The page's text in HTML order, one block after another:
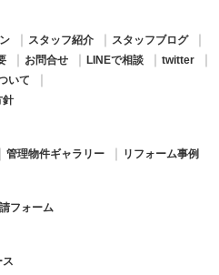
スタッフ紹介
スタッフブログ
お問合せ LINEで相談
twitter
いて
針
管理物件ギャラリー リフォーム事例
フォーム